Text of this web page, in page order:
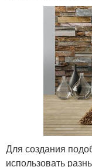
Для создания
использовать